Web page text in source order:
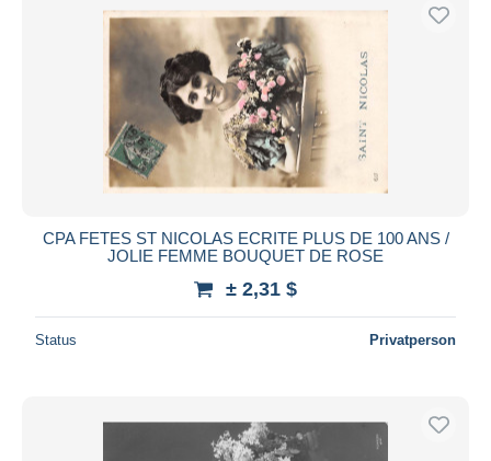
CPA FETES ST NICOLAS ECRITE PLUS DE 100 ANS /
JOLIE FEMME BOUQUET DE ROSE
± 2,31 $
Status Privatperson